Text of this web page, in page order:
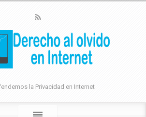
la Privacidad en Internet